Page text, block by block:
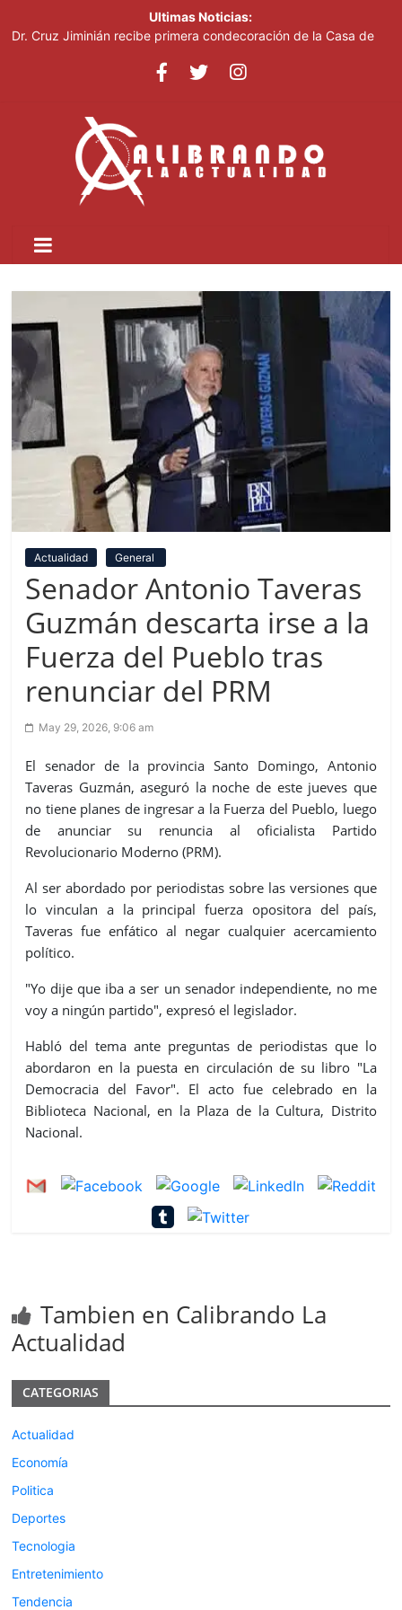
Ultimas Noticias:
Dr. Cruz Jiminián recibe primera condecoración de la Casa de
El mundo del fútbol despide a Jorge Messi, padre del astro
Johnny Pujols: "Hay decenas de miles de ciudadanos que
quieren inscribirse en el PLD"
César Fernández acusa al Gobierno de presentar logros que no
reflejan la realidad económica
Actualidad General
Senador Antonio Taveras
Guzmán descarta irse a la
Fuerza del Pueblo tras
renunciar del PRM
May 29, 2026, 9:06 am
El senador de la provincia Santo Domingo, Antonio
Taveras Guzmán, aseguró la noche de este jueves que
no tiene planes de ingresar a la Fuerza del Pueblo, luego
de anunciar su renuncia al oficialista Partido
Revolucionario Moderno (PRM).
Al ser abordado por periodistas sobre las versiones que
lo vinculan a la principal fuerza opositora del país,
Taveras fue enfático al negar cualquier acercamiento
político.
"Yo dije que iba a ser un senador independiente, no me
voy a ningún partido", expresó el legislador.
Habló del tema ante preguntas de periodistas que lo
abordaron en la puesta en circulación de su libro "La
Democracia del Favor". El acto fue celebrado en la
Biblioteca Nacional, en la Plaza de la Cultura, Distrito
Nacional.
Tambien en Calibrando La
Actualidad
CATEGORIAS
Actualidad
Economía
Politica
Deportes
Tecnologia
Entretenimiento
Tendencia